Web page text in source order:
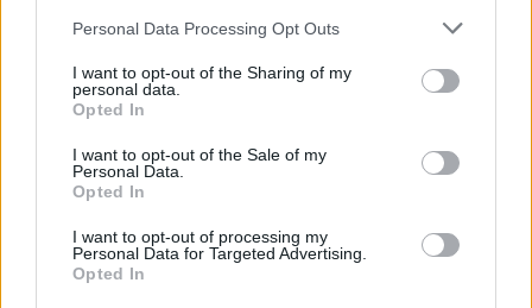
Please note that this website/app uses one or more Google
not limited to your visit or usage behaviour. You may click to
grant or deny consent to Google and its third-party tags to
use your data for below specified purposes in below Google
consent section.
Personal Data Processing Opt Outs
I want to opt-out of the Sharing of my
personal data.
Opted In
I want to opt-out of the Sale of my
Personal Data.
Opted In
I want to opt-out of processing my
Personal Data for Targeted Advertising.
Opted In